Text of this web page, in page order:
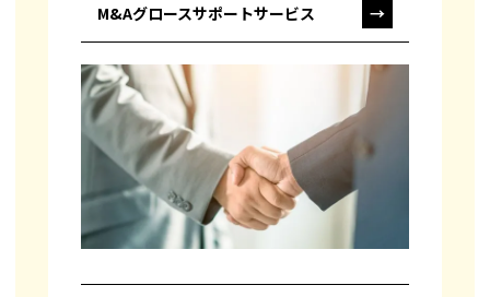
M&Aグロースサポートサービス →